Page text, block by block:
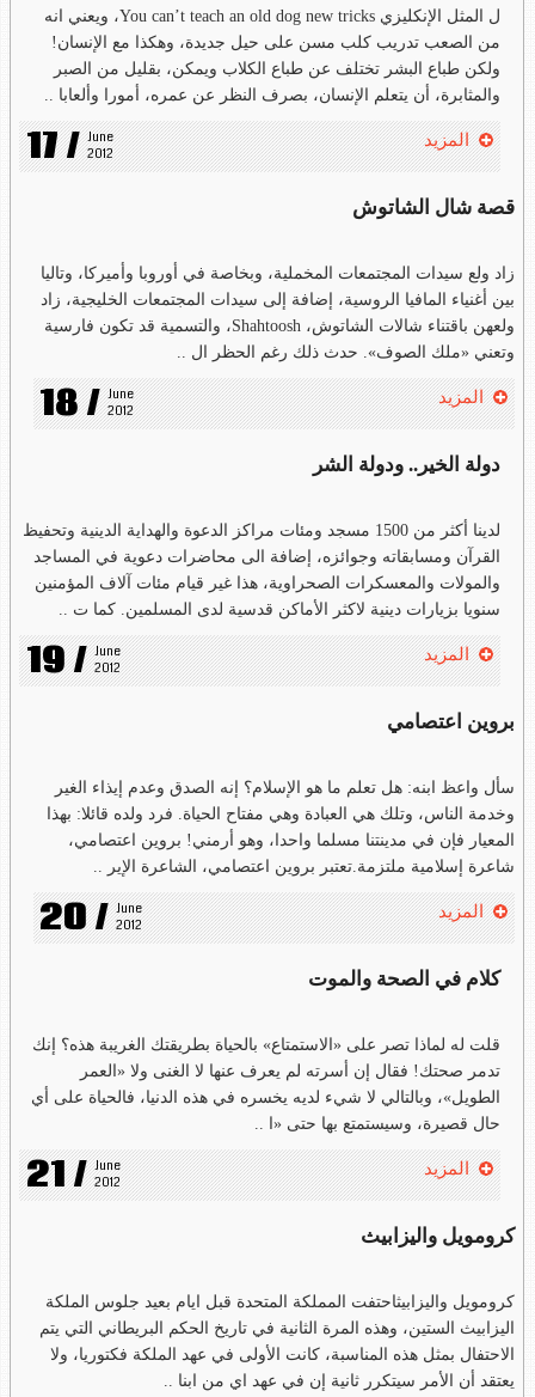
ل المثل الإنكليزي You can’t teach an old dog new tricks، ويعني انه
من الصعب تدريب كلب مسن على حيل جديدة، وهكذا مع الإنسان!
ولكن طباع البشر تختلف عن طباع الكلاب ويمكن، بقليل من الصبر
والمثابرة، أن يتعلم الإنسان، بصرف النظر عن عمره، أمورا وألعابا ..
17 / June
2012
المزيد
قصة شال الشاتوش
زاد ولع سيدات المجتمعات المخملية، وبخاصة في أوروبا وأميركا، وتاليا
بين أغنياء المافيا الروسية، إضافة إلى سيدات المجتمعات الخليجية، زاد
ولعهن باقتناء شالات الشاتوش، Shahtoosh، والتسمية قد تكون فارسية
وتعني «ملك الصوف». حدث ذلك رغم الحظر ال ..
18 / June
2012
المزيد
دولة الخير.. ودولة الشر
لدينا أكثر من 1500 مسجد ومئات مراكز الدعوة والهداية الدينية وتحفيظ
القرآن ومسابقاته وجوائزه، إضافة الى محاضرات دعوية في المساجد
والمولات والمعسكرات الصحراوية، هذا غير قيام مئات آلاف المؤمنين
سنويا بزيارات دينية لاكثر الأماكن قدسية لدى المسلمين. كما ت ..
19 / June
2012
المزيد
بروين اعتصامي
سأل واعظ ابنه: هل تعلم ما هو الإسلام؟ إنه الصدق وعدم إيذاء الغير
وخدمة الناس، وتلك هي العبادة وهي مفتاح الحياة. فرد ولده قائلا: بهذا
المعيار فإن في مدينتنا مسلما واحدا، وهو أرمني! بروين اعتصامي،
شاعرة إسلامية ملتزمة.تعتبر بروين اعتصامي، الشاعرة الإير ..
20 / June
2012
المزيد
كلام في الصحة والموت
قلت له لماذا تصر على «الاستمتاع» بالحياة بطريقتك الغريبة هذه؟ إنك
تدمر صحتك! فقال إن أسرته لم يعرف عنها لا الغنى ولا «العمر
الطويل»، وبالتالي لا شيء لديه يخسره في هذه الدنيا، فالحياة على أي
حال قصيرة، وسيستمتع بها حتى «ا ..
21 / June
2012
المزيد
كرومويل واليزابيث
كرومويل واليزابيثاحتفت المملكة المتحدة قبل ايام بعيد جلوس الملكة
اليزابيث الستين، وهذه المرة الثانية في تاريخ الحكم البريطاني التي يتم
الاحتفال بمثل هذه المناسبة، كانت الأولى في عهد الملكة فكتوريا، ولا
يعتقد أن الأمر سيتكرر ثانية إن في عهد اي من ابنا ..